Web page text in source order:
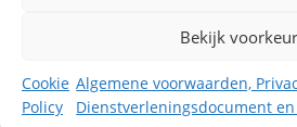
Bekijk
Cookie
Policy
Algemene voorwaarden,
Dienstverleningsdocument